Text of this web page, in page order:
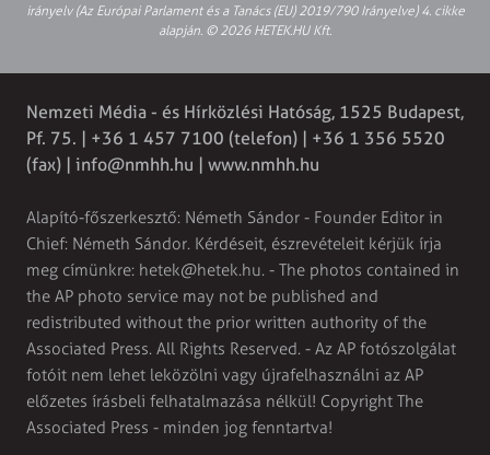
irányelv (Az Európai Parlament és a Tanács (EU) 2019/790 Irányelve) 4. cikke
alapján. © 2026 HETEK.HU Kft.
Nemzeti Média - és Hírközlési Hatóság, 1525 Budapest,
Pf. 75. | +36 1 457 7100 (telefon) | +36 1 356 5520
(fax) | info@nmhh.hu | www.nmhh.hu
Alapító-főszerkesztő: Németh Sándor - Founder Editor in
Chief: Németh Sándor. Kérdéseit, észrevételeit kérjük írja
meg címünkre: hetek@hetek.hu. - The photos contained in
the AP photo service may not be published and
redistributed without the prior written authority of the
Associated Press. All Rights Reserved. - Az AP fotószolgálat
fotóit nem lehet leközölni vagy újrafelhasználni az AP
előzetes írásbeli felhatalmazása nélkül! Copyright The
Associated Press - minden jog fenntartva!